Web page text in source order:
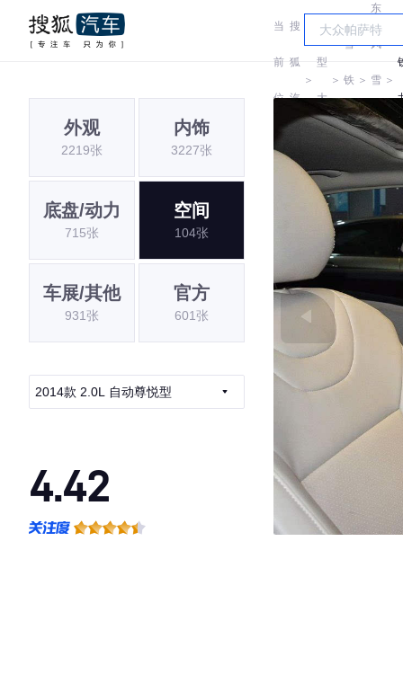
当
前
位
搜
狐
汽
＞
车
型
大
＞
雪
铁
龙
＞
东
风
雪
铁
龙
＞
外观
2219张
内饰
3227张
底盘/动力
715张
空间
104张
车展/其他
931张
官方
601张
2014款 2.0L 自动尊悦型
4.42